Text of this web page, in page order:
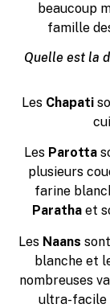
beaucoup
famille
Quelle est la
Les Chapati
Les Parotta
plusieurs
farine
Parathaet
Les Naans
blanche et
nombreuses
ultra-facile